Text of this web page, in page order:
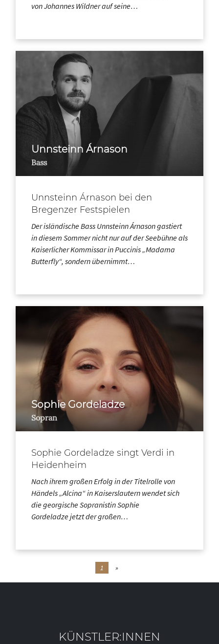
von Johannes Wildner auf seine…
Unnsteinn Árnason
Bass
Unnsteinn Árnason bei den
Bregenzer Festspielen
Der isländische Bass Unnsteinn Árnason gastiert
in diesem Sommer nicht nur auf der Seebühne als
Kaiserlicher Kommissar in Puccinis „Madama
Butterfly“, sondern übernimmt…
Sophie Gordeladze
Sopran
Sophie Gordeladze singt Verdi in
Heidenheim
Nach ihrem großen Erfolg in der Titelrolle von
Händels „Alcina“ in Kaiserslautern wendet sich
die georgische Sopranistin Sophie
Gordeladze jetzt der großen…
1 »
KÜNSTLER:INNEN